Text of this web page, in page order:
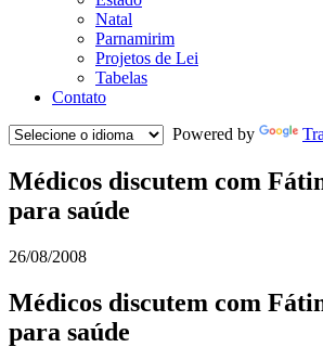
Natal
Parnamirim
Projetos de Lei
Tabelas
Contato
Powered by
Médicos discutem com
para saúde
26/08/2008
Médicos discutem com
para saúde